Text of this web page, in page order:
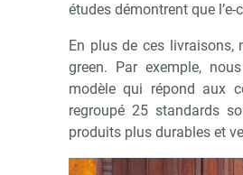
études démontrent que
En plus de ces livraisons,
green. Par exemple,
modèle qui répond aux
regroupé 25 standards
produits plus durables et